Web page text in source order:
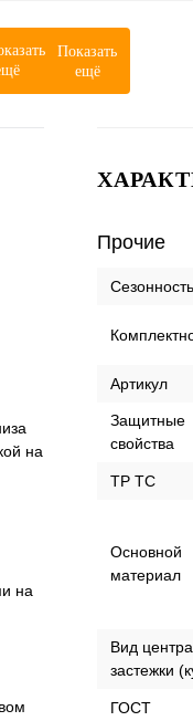
Показать
ещё
на
на
Прочие
Сезонность
Артикул
Защитные
свойства
ТР ТС
Основной
материал
Вид
застежки
ГОСТ